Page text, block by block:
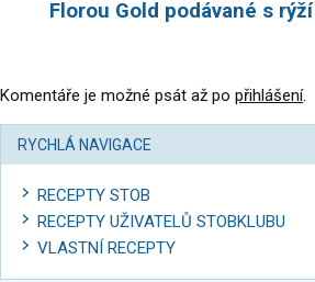
Florou Gold podávané s rýží
Komentáře je možné psát až po přihlášení.
RYCHLÁ NAVIGACE
RECEPTY STOB
RECEPTY UŽIVATELŮ STOBKLUBU
VLASTNÍ RECEPTY